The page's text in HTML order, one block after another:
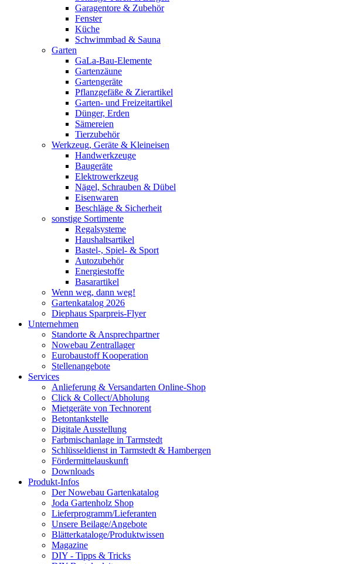
Garagentore & Zubehör
Fenster
Küche
Schwimmbad & Sauna
Garten
GaLa-Bau-Elemente
Gartenzäune
Gartengeräte
Pflanzgefäße & Zierartikel
Garten- und Freizeitartikel
Dünger, Erden
Sämereien
Tierzubehör
Werkzeug, Geräte & Kleineisen
Handwerkzeuge
Baugeräte
Elektrowerkzeug
Nägel, Schrauben & Dübel
Eisenwaren
Beschläge & Sicherheit
sonstige Sortimente
Regalsysteme
Haushaltsartikel
Bastel-, Spiel- & Sport
Autozubehör
Energiestoffe
Basarartikel
Wenn weg, dann weg!
Gartenkatalog 2026
Diephaus Sparpreis-Flyer
Unternehmen
Standorte & Ansprechpartner
Nowebau Zentrallager
Eurobaustoff Kooperation
Stellenangebote
Services
Anlieferung & Versandarten Online-Shop
Click & Collect/Abholung
Mietgeräte von Technorent
Betontankstelle
Digitale Ausstellung
Farbmischanlage in Tarmstedt
Schlüsseldienst in Tarmstedt & Hambergen
Fördermittelauskunft
Downloads
Produkt-Infos
Der Nowebau Gartenkatalog
Joda Gartenholz Shop
Lieferprogramm/Lieferanten
Unsere Beilage/Angebote
Blätterkataloge/Produktwissen
Magazine
DIY - Tipps & Tricks